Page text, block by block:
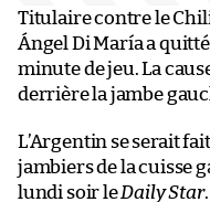
Titulaire contre le
Ángel Di María a
minute de jeu. La
derrière la jambe
L’Argentin se serait
jambiers de la cuisse
lundi soir leDaily Star